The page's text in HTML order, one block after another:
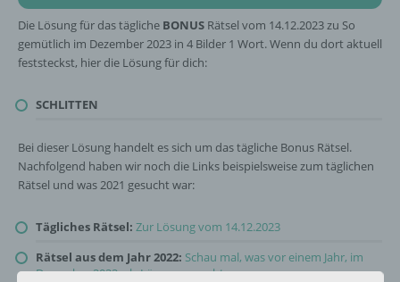
Die Lösung für das tägliche BONUS Rätsel vom 14.12.2023 zu So
gemütlich im Dezember 2023 in 4 Bilder 1 Wort. Wenn du dort aktuell
feststeckst, hier die Lösung für dich:
SCHLITTEN
Bei dieser Lösung handelt es sich um das tägliche Bonus Rätsel.
Nachfolgend haben wir noch die Links beispielsweise zum täglichen
Rätsel und was 2021 gesucht war:
Tägliches Rätsel: Zur Lösung vom 14.12.2023
Rätsel aus dem Jahr 2022: Schau mal, was vor einem Jahr, im
Dezember 2022, als Lösung gesucht war